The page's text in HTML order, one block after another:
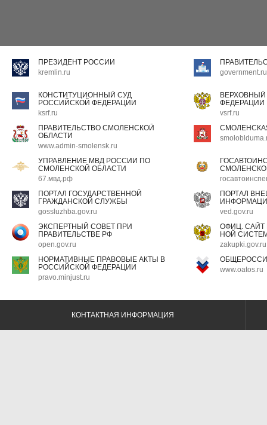
ПРЕЗИДЕНТ РОССИИ
kremlin.ru
government.ru
КОНСТИТУЦИОННЫЙ СУД
РОССИЙСКОЙ ФЕДЕРАЦИИ
ksrf.ru
ФЕДЕРАЦИИ
vsrf.ru
ПРАВИТЕЛЬСТВО СМОЛЕНСКОЙ
ОБЛАСТИ
www.admin-smolensk.ru
УПРАВЛЕНИЕ МВД РОССИИ ПО
СМОЛЕНСКОЙ ОБЛАСТИ
67.мвд.рф
ПОРТАЛ ГОСУДАРСТВЕННОЙ
ГРАЖДАНСКОЙ СЛУЖБЫ
gossluzhba.gov.ru
ПОРТАЛ
ved.gov.ru
ЭКСПЕРТНЫЙ СОВЕТ ПРИ
ПРАВИТЕЛЬСТВЕ РФ
open.gov.ru
ОФИЦ.
НОЙ
zakupki.gov.ru
НОРМАТИВНЫЕ ПРАВОВЫЕ АКТЫ В
РОССИЙСКОЙ ФЕДЕРАЦИИ
pravo.minjust.ru
www.oatos.ru
КОНТАКТНАЯ ИНФОРМАЦИЯ